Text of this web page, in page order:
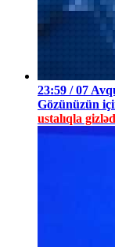
23:59 / 07
Gözünüzün
ustalıqla